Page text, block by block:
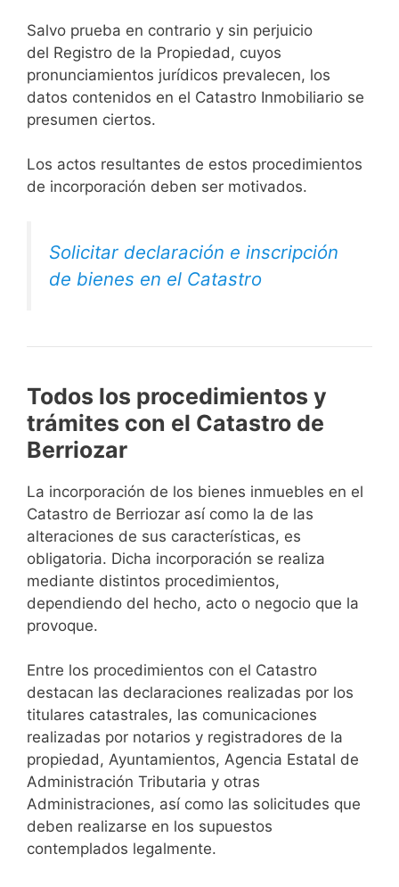
Salvo prueba en contrario y sin perjuicio
del Registro de la Propiedad, cuyos
pronunciamientos jurídicos prevalecen, los
datos contenidos en el Catastro Inmobiliario se
presumen ciertos.
Los actos resultantes de estos procedimientos
de incorporación deben ser motivados.
Solicitar declaración e inscripción
de bienes en el Catastro
Todos los procedimientos y
trámites con el Catastro de
Berriozar
La incorporación de los bienes inmuebles en el
Catastro de Berriozar así como la de las
alteraciones de sus características, es
obligatoria. Dicha incorporación se realiza
mediante distintos procedimientos,
dependiendo del hecho, acto o negocio que la
provoque.
Entre los procedimientos con el Catastro
destacan las declaraciones realizadas por los
titulares catastrales, las comunicaciones
realizadas por notarios y registradores de la
propiedad, Ayuntamientos, Agencia Estatal de
Administración Tributaria y otras
Administraciones, así como las solicitudes que
deben realizarse en los supuestos
contemplados legalmente.